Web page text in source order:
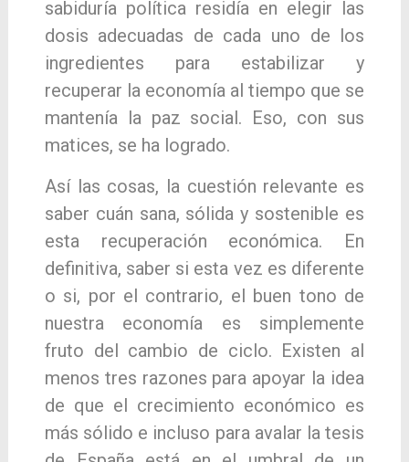
sabiduría política residía en elegir las
dosis adecuadas de cada uno de los
ingredientes para estabilizar y
recuperar la economía al tiempo que se
mantenía la paz social. Eso, con sus
matices, se ha logrado.
Así las cosas, la cuestión relevante es
saber cuán sana, sólida y sostenible es
esta recuperación económica. En
definitiva, saber si esta vez es diferente
o si, por el contrario, el buen tono de
nuestra economía es simplemente
fruto del cambio de ciclo. Existen al
menos tres razones para apoyar la idea
de que el crecimiento económico es
más sólido e incluso para avalar la tesis